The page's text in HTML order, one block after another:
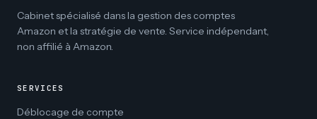
Cabinet spécialisé dans la gestion des comptes
Amazon et la stratégie de vente. Service indépendant,
non affilié à Amazon.
SERVICES
Déblocage de compte